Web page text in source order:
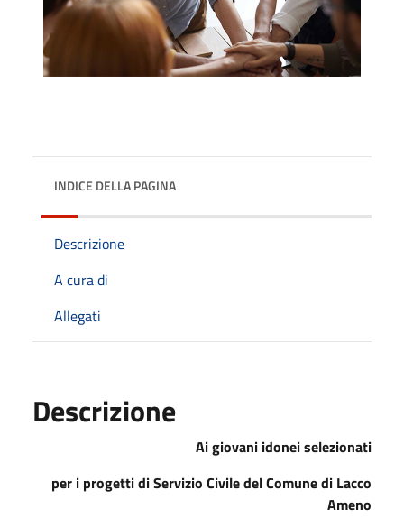
INDICE DELLA PAGINA
Descrizione
A cura di
Allegati
Descrizione
Ai giovani idonei selezionati
per i progetti di Servizio Civile del Comune di Lacco
Ameno